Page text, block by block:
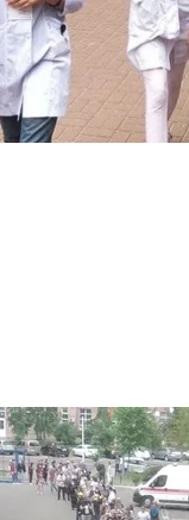
Международном
Макс Левин/